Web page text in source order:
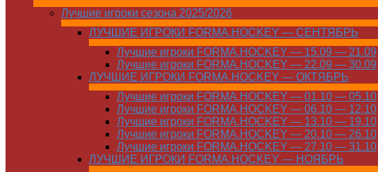
Лучшие игроки сезона 2025/2026
ЛУЧШИЕ ИГРОКИ FORMA.HOCKEY — СЕНТЯБРЬ
Лучшие игроки FORMA.HOCKEY — 15.09 — 21.09
Лучшие игроки FORMA.HOCKEY — 22.09 — 30.09
ЛУЧШИЕ ИГРОКИ FORMA.HOCKEY — ОКТЯБРЬ
Лучшие игроки FORMA.HOCKEY — 01.10 — 05.10
Лучшие игроки FORMA.HOCKEY — 06.10 — 12.10
Лучшие игроки FORMA.HOCKEY — 13.10 — 19.10
Лучшие игроки FORMA.HOCKEY — 20.10 — 26.10
Лучшие игроки FORMA.HOCKEY — 27.10 — 31.10
ЛУЧШИЕ ИГРОКИ FORMA.HOCKEY — НОЯБРЬ